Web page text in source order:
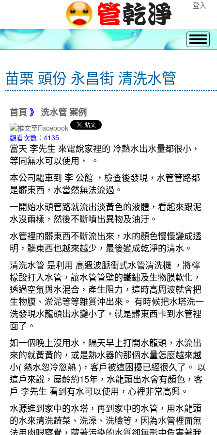
登入
苗栗 頭份 永昌街 清洗水管
首頁 》 洗水管 案例
觀看次數：4135
當天 李先生 來電說家裡的 冷熱水出水量都很小，
等同無水可以使用， 。
本公司驅車到 李 公館 ，檢查後發現，水管管路都
是髒東西，水當然無法流過。
一開始水頭管路就流出淡黃色的液體，看起來跟泥
水沒兩樣，然後不斷噴出異物及油汙。
水管裡的髒東西不斷流出來，水的顏色慢慢變成透
明，髒東西也越來越少，最後變成乾淨的清水。
清洗水管 是利用 高週波脈衝式水管清洗機 ，將檸
檬酸打入水管，讓水管管壁的鐵鏽及生物膜軟化，
透過空氣與水混合，產生阻力，這時高周波就會把
生物膜、淤泥等等雜質沖出來。 有時候把水塔洗一
洗發現水龍頭出水變小了，就是髒東西卡到水管裡
面了。
如一個晚上沒用水，隔天早上打開水龍頭，水流出
來的就黃黃的，或是熱水器的那個水量怎麼越來越
小( 熱水忽冷忽熱 )，客戶被這困擾已經很久了。 以
這戶來說，屋齡約15年，水龍頭出水會有顏色，客
戶 李先生 看到有水可以使用，心裡非常高興。
水源進到家中的水塔，再到家中的水管，用水龍頭
的水來清洗蔬菜、洗澡、洗臉等，因為水管裡面無
法用肉眼察覺，藏著污染的水質卻無形中危害著我